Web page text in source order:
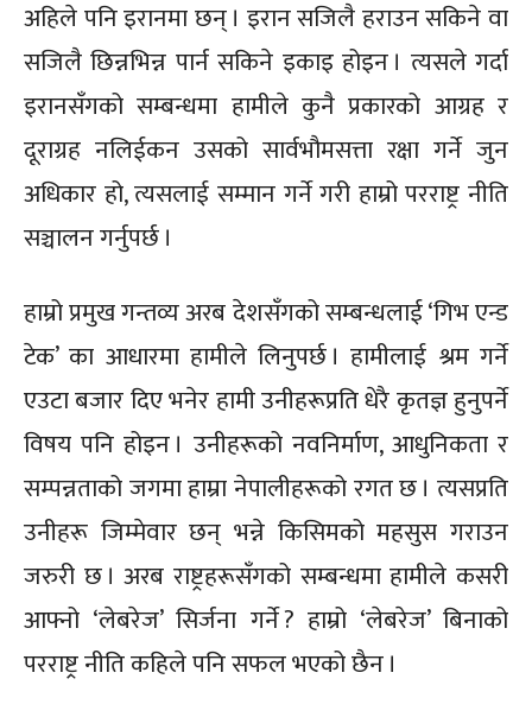
अहिले पनि इरानमा छन् । इरान सजिलै हराउन सकिने वा
सजिलै छिन्नभिन्न पार्न सकिने इकाइ होइन । त्यसले गर्दा
इरानसँगको सम्बन्धमा हामीले कुनै प्रकारको आग्रह र
दूराग्रह नलिईकन उसको सार्वभौमसत्ता रक्षा गर्ने जुन
अधिकार हो, त्यसलाई सम्मान गर्ने गरी हाम्रो परराष्ट्र नीति
सञ्चालन गर्नुपर्छ ।
हाम्रो प्रमुख गन्तव्य अरब देशसँगको सम्बन्धलाई ‘गिभ एन्ड
टेक’ का आधारमा हामीले लिनुपर्छ । हामीलाई श्रम गर्ने
एउटा बजार दिए भनेर हामी उनीहरूप्रति धेरै कृतज्ञ हुनुपर्ने
विषय पनि होइन । उनीहरूको नवनिर्माण, आधुनिकता र
सम्पन्नताको जगमा हाम्रा नेपालीहरूको रगत छ । त्यसप्रति
उनीहरू जिम्मेवार छन् भन्ने किसिमको महसुस गराउन
जरुरी छ । अरब राष्ट्रहरूसँगको सम्बन्धमा हामीले कसरी
आफ्नो ‘लेबरेज’ सिर्जना गर्ने ? हाम्रो ‘लेबरेज’ बिनाको
परराष्ट्र नीति कहिले पनि सफल भएको छैन ।